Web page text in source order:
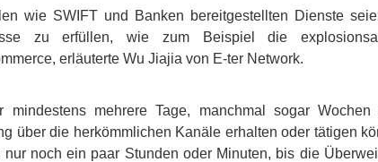
wie SWIFT und Banken bereitgestellten Dienste
zu erfüllen, wie zum Beispiel die
erläuterte Wu Jiajia von E-ter Network.
mindestens mehrere Tage, manchmal sogar
über die herkömmlichen Kanäle erhalten oder tätigen
nur noch ein paar Stunden oder Minuten, bis die